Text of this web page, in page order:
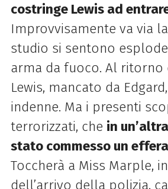
costringe Lewis ad
Improvvisamente va via
studio si sentono
arma da fuoco. Al ritorno
Lewis, mancato da
indenne. Ma i presenti
terrorizzati, che in
stato commesso un
Toccherà a Miss Marple,
dell’arrivo della polizia,